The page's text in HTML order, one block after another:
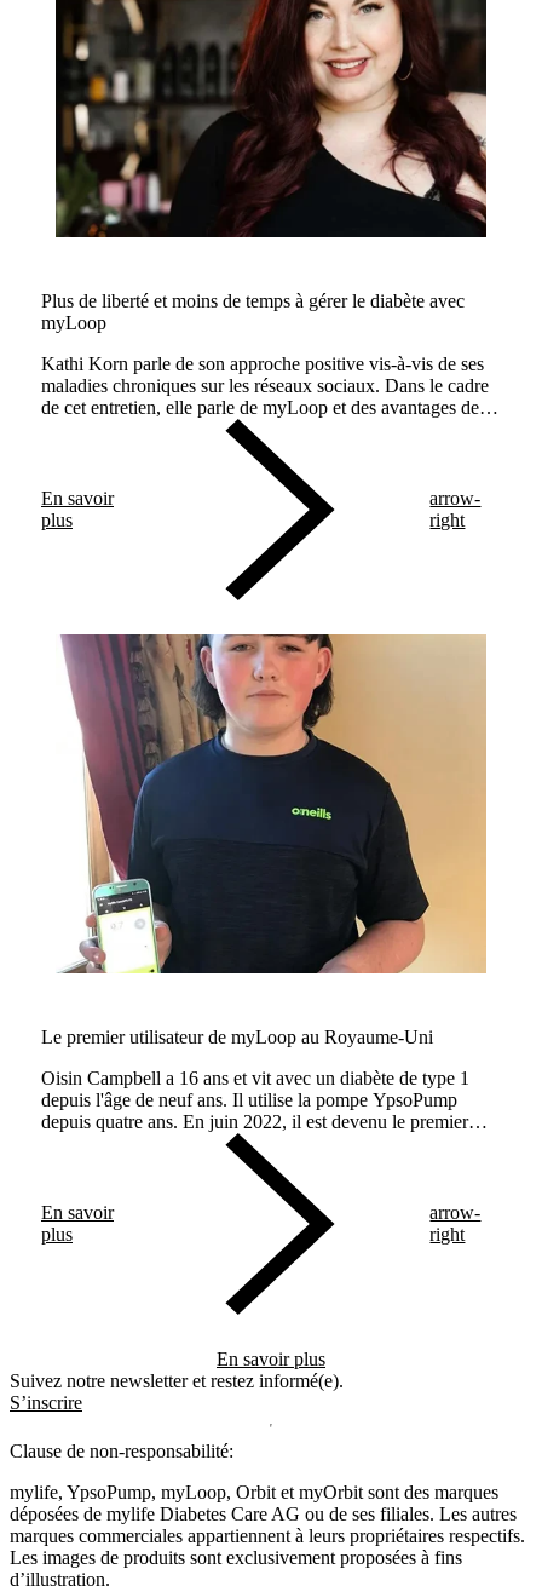
Plus de liberté et moins de temps à gérer le diabète avec
myLoop
Kathi Korn parle de son approche positive vis-à-vis de ses
maladies chroniques sur les réseaux sociaux. Dans le cadre
de cet entretien, elle parle de myLoop et des avantages de
l'administration automatisée de l'insuline.
En savoir
plus
arrow-
right
Le premier utilisateur de myLoop au Royaume-Uni
Oisin Campbell a 16 ans et vit avec un diabète de type 1
depuis l'âge de neuf ans. Il utilise la pompe YpsoPump
depuis quatre ans. En juin 2022, il est devenu le premier
enfant d'Irlande du Nord à utiliser notre système automatisé
adaptatif d'administration d'insuline, myLoop.
En savoir
plus
arrow-
right
En savoir plus
Suivez notre newsletter et restez informé(e).
S’inscrire
Clause de non-responsabilité:
mylife, YpsoPump, myLoop, Orbit et myOrbit sont des marques
déposées de mylife Diabetes Care AG ou de ses filiales. Les autres
marques commerciales appartiennent à leurs propriétaires respectifs.
Les images de produits sont exclusivement proposées à fins
d’illustration.